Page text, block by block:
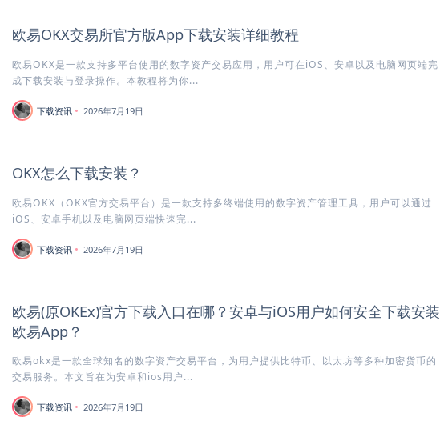
欧易OKX交易所官方版App下载安装详细教程
欧易OKX是一款支持多平台使用的数字资产交易应用，用户可在iOS、安卓以及电脑网页端完
成下载安装与登录操作。本教程将为你...
下载资讯 2026年7月19日
OKX怎么下载安装？
欧易OKX（OKX官方交易平台）是一款支持多终端使用的数字资产管理工具，用户可以通过
iOS、安卓手机以及电脑网页端快速完...
下载资讯 2026年7月19日
欧易(原OKEx)官方下载入口在哪？安卓与iOS用户如何安全下载安装
欧易App？
欧易okx是一款全球知名的数字资产交易平台，为用户提供比特币、以太坊等多种加密货币的
交易服务。本文旨在为安卓和ios用户...
下载资讯 2026年7月19日